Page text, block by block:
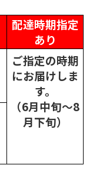
配達時期指定
あり
ご指定の時期
にお届けしま
す。
（6月中旬～8
月下旬）